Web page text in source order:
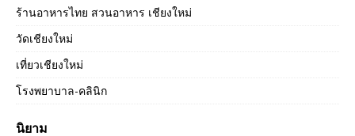
ร้านอาหารไทย สวนอาหาร เชียงใหม่
วัดเชียงใหม่
เที่ยวเชียงใหม่
โรงพยาบาล-คลินิก
นิยาม